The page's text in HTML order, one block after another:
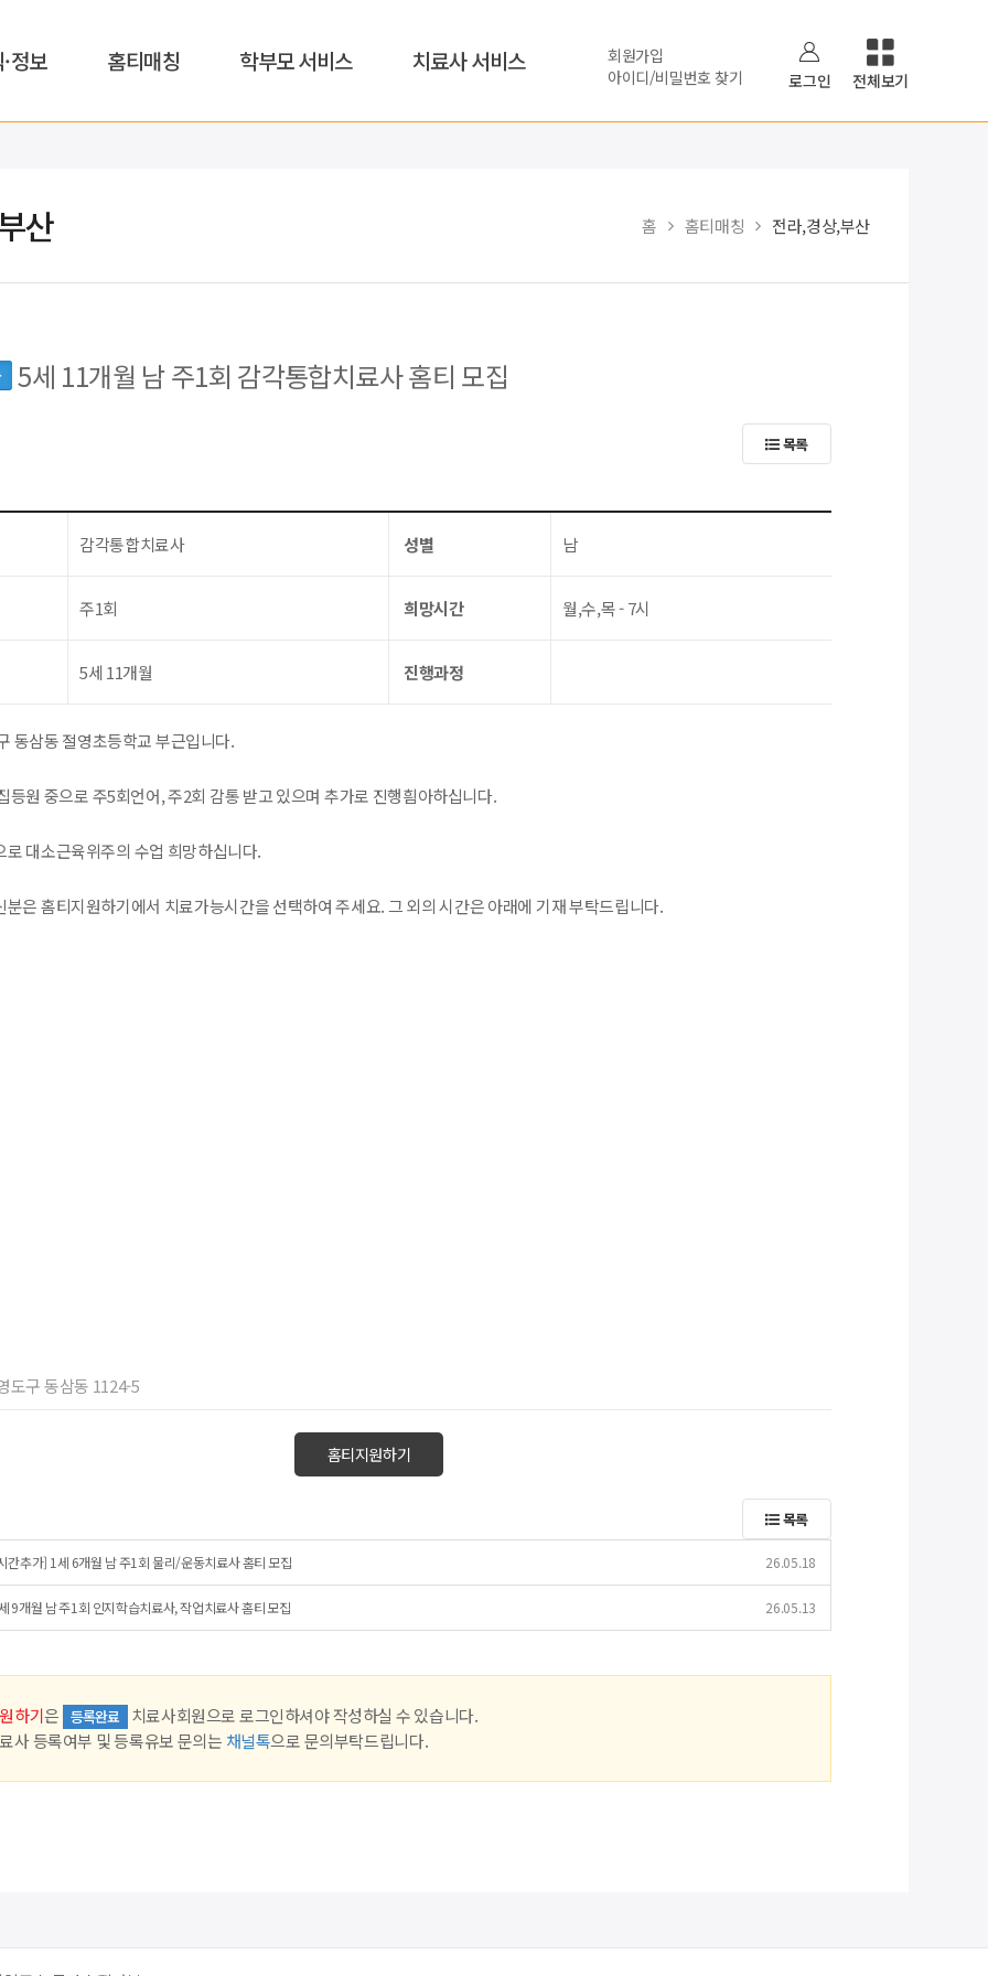
정보 홈티매칭 학부모 서비스 치료사 서비스
회원가입
아이디/비밀번호 찾기
로그인 전체보기
산 홈 홈티매칭 전라,경상,부산
5세 11개월 남 주1회 감각통합치료사 홈티 모집
목록
감각통합치료사 성별 남
주1회 희망시간 월,수,목 - 7시
5세 11개월 진행과정
동삼동 절영초등학교 부근입니다.
등원 중으로 주5회언어, 주2회 감통 받고 있으며 추가로 진행흼아하십니다.
로 대소근육위주의 수업 희망하십니다.
분은 홈티지원하기에서 치료가능시간을 선택하여 주세요. 그 외의 시간은 아래에 기재 부탁드립니다.
도구 동삼동 1124-5
홈티지원하기
목록
간추가] 1세 6개월 남 주1회 물리/운동치료사 홈티 모집 26.05.18
9개월 남 주1회 인지학습치료사, 작업치료사 홈티 모집 26.05.13
하기은 등록완료
치료사회원으로 로그인하셔야 작성하실 수 있습니다.
사 등록여부 및 등록유보 문의는 채널톡으로 문의부탁드립니다.